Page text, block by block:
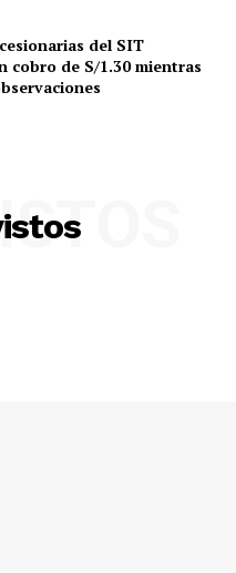
del SIT
cobro de S/1.30 mientras